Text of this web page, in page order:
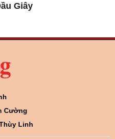
Giây
Cường
Linh